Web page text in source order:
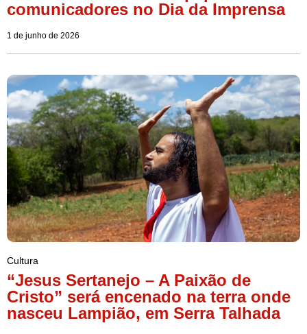
comunicadores no Dia da Imprensa
1 de junho de 2026
Cultura
“Jesus Sertanejo – A Paixão de
Cristo” será encenado na terra onde
nasceu Lampião, em Serra Talhada